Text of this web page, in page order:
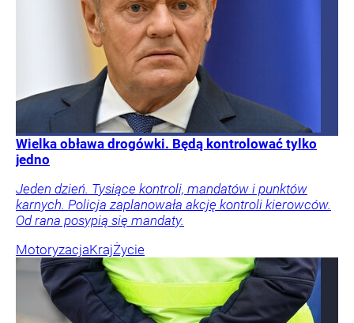
Wielka obława drogówki. Będą kontrolować tylko
jedno
Jeden dzień. Tysiące kontroli, mandatów i punktów
karnych. Policja zaplanowała akcję kontroli kierowców.
Od rana posypią się mandaty.
MotoryzacjaKrajŻycie